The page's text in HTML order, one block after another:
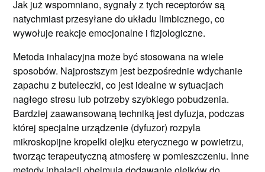
Jak już wspomniano, sygnały z tych receptorów są
natychmiast przesyłane do układu limbicznego, co
wywołuje reakcje emocjonalne i fizjologiczne.
Metoda inhalacyjna może być stosowana na wiele
sposobów. Najprostszym jest bezpośrednie wdychanie
zapachu z buteleczki, co jest idealne w sytuacjach
nagłego stresu lub potrzeby szybkiego pobudzenia.
Bardziej zaawansowaną techniką jest dyfuzja, podczas
której specjalne urządzenie (dyfuzor) rozpyla
mikroskopijne kropelki olejku eterycznego w powietrzu,
tworząc terapeutyczną atmosferę w pomieszczeniu. Inne